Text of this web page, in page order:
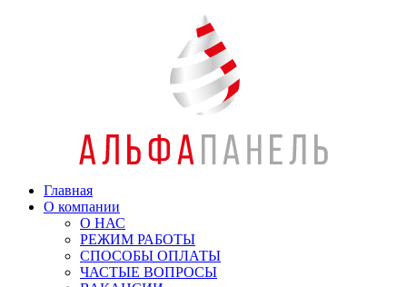
Главная
О компании
О НАС
РЕЖИМ РАБОТЫ
СПОСОБЫ ОПЛАТЫ
ЧАСТЫЕ ВОПРОСЫ